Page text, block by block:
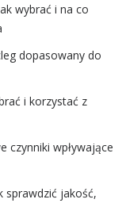
wybrać i na co
dopasowany do
i korzystać z
czynniki wpływające
sprawdzić jakość,